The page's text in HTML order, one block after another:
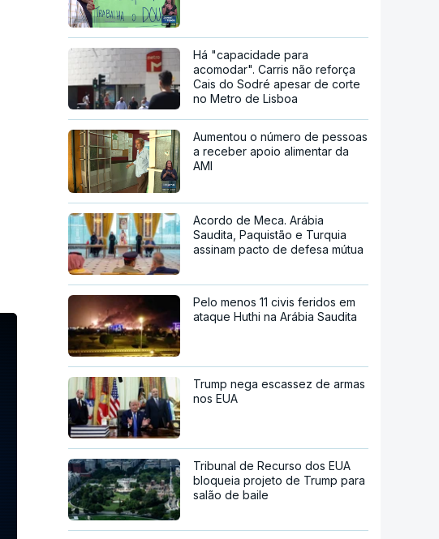
Há "capacidade para
acomodar". Carris não reforça
Cais do Sodré apesar de corte
no Metro de Lisboa
Aumentou o número de pessoas
a receber apoio alimentar da
AMI
Acordo de Meca. Arábia
Saudita, Paquistão e Turquia
assinam pacto de defesa mútua
Pelo menos 11 civis feridos em
ataque Huthi na Arábia Saudita
Trump nega escassez de armas
nos EUA
Tribunal de Recurso dos EUA
bloqueia projeto de Trump para
salão de baile